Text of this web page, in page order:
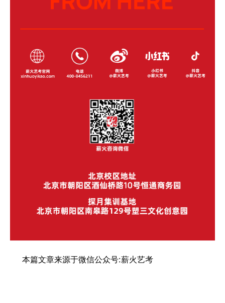
本篇文章来源于微信公众号:薪火艺考